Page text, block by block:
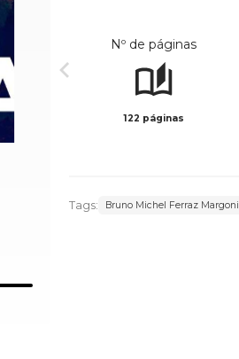
Nº de páginas
122 páginas
Tags: Bruno Michel Ferraz Margoni